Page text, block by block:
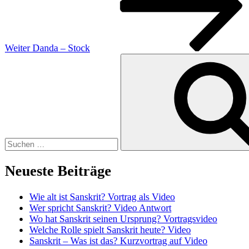
Weiter Danda – Stock
Neueste Beiträge
Wie alt ist Sanskrit? Vortrag als Video
Wer spricht Sanskrit? Video Antwort
Wo hat Sanskrit seinen Ursprung? Vortragsvideo
Welche Rolle spielt Sanskrit heute? Video
Sanskrit – Was ist das? Kurzvortrag auf Video